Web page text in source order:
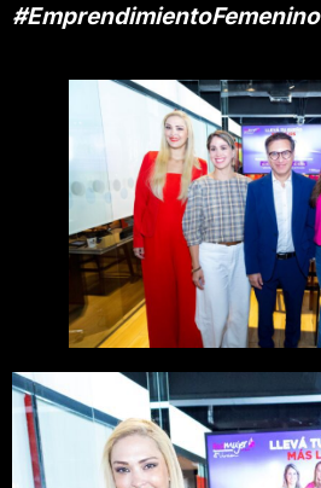
#EmprendimientoFemenino